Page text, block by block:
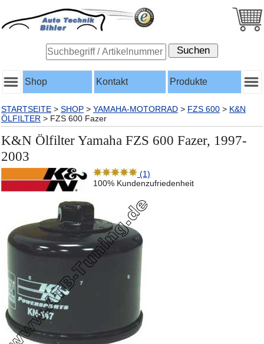
Shop Kontakt Produkte
STARTSEITE > SHOP > YAMAHA-MOTORRAD > FZS 600 > K&N
ÖLFILTER > FZS 600 Fazer
K&N Ölfilter Yamaha FZS 600 Fazer, 1997-
2003
(1)
100% Kundenzufriedenheit